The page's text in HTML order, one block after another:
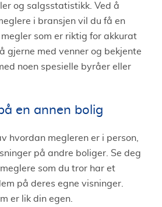
og salgsstatistikk. Ved å
i bransjen vil du få en
som er riktig for akkurat
gjerne med venner og bekjente
noen spesielle byråer eller
en annen bolig
hvordan megleren er i person,
på andre boliger. Se deg
som du tror har et
på deres egne visninger.
er lik din egen.